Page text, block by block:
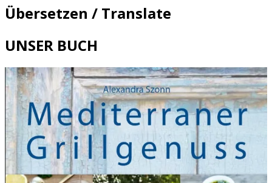
Übersetzen / Translate
UNSER BUCH